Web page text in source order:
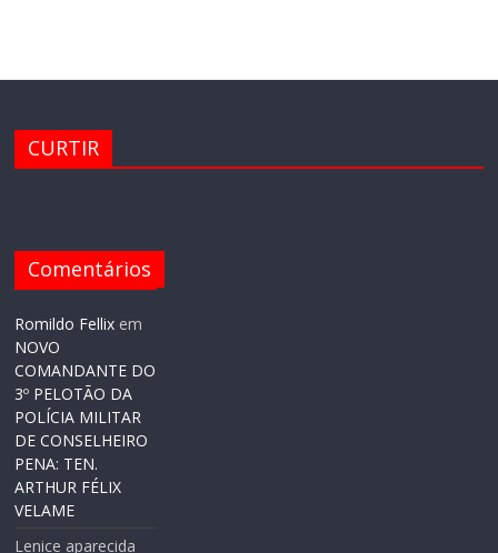
CURTIR
Comentários
Romildo Fellix em
NOVO
COMANDANTE DO
3º PELOTÃO DA
POLÍCIA MILITAR
DE CONSELHEIRO
PENA: TEN.
ARTHUR FÉLIX
VELAME
Lenice aparecida